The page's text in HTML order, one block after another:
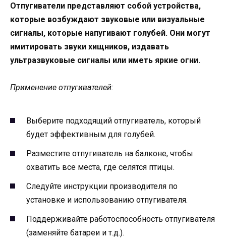
Отпугиватели представляют собой устройства,
которые возбуждают звуковые или визуальные
сигналы, которые напугивают голубей. Они могут
имитировать звуки хищников, издавать
ультразвуковые сигналы или иметь яркие огни.
Применение отпугивателей:
Выберите подходящий отпугиватель, который
будет эффективным для голубей.
Разместите отпугиватель на балконе, чтобы
охватить все места, где селятся птицы.
Следуйте инструкции производителя по
установке и использованию отпугивателя.
Поддерживайте работоспособность отпугивателя
(заменяйте батареи и т.д.).